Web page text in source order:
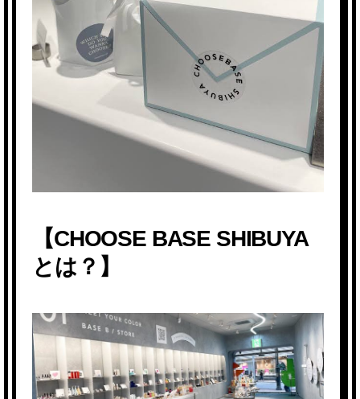
【CHOOSE BASE SHIBUYA
とは？】